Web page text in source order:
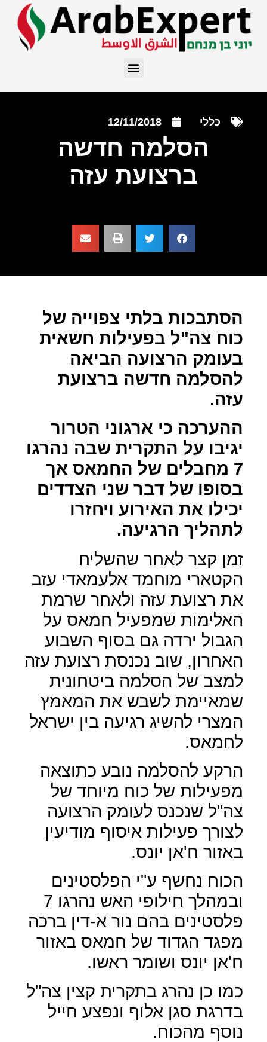
כללי 12/11/2018
הסלמה חדשה
ברצועת עזה
הסתבכות בלתי צפוייה של
כוח צה"ל בפעילות חשאית
בעומק הרצועה הביאה
להסלמה חדשה ברצועת
עזה.
ההערכה כי ארגוני הטרור
יגיבו על התקרית שבה נהרגו
7 מחבלים של החמאס אך
בסופו של דבר שני הצדדים
יכילו את האירוע ויחזרו
לתהליך הרגיעה.
זמן קצר לאחר שהשליח
הקטארי מוחמד אלעמאדי עזב
את רצועת עזה ולאחר שרמת
האלימות שמפעיל חמאס על
הגבול ירדה גם בסוף השבוע
האחרון, שוב נכנסת רצועת עזה
למצב של הסלמה ביטחונית
שמאיימת לשבש את המאמץ
המצרי להשיג רגיעה בין ישראל
לחמאס.
הרקע להסלמה נובע כתוצאה
מפעילות של כוח מיוחד של
צה"ל שנכנס לעומק הרצועה
לצורך פעילות איסוף מודיעין
באזור ח'אן יונס.
הכוח נחשף ע"י הפלסטינים
ובמהלך חילופי האש נהרגו 7
פלסטינים בהם נור א-דין ברכה
מפגד הגדוד של חמאס באזור
ח'אן יונס ושומר ראשו.
כמו כן נהרג בתקרית קצין צה"ל
בדרגת סגן אלוף ונפצע חייל
נוסף מהכוח.